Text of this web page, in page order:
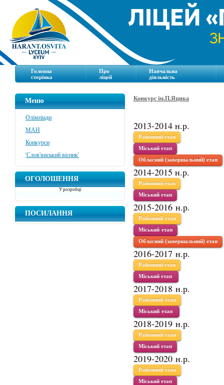
Головна
сторінка
Про
ліцей
Навчальна
діяльність
Меню
Олімпіади
МАН
Конкурси
'Слов'янський вісник'
ОГОЛОШЕННЯ
У розробці
ПОСИЛАННЯ
Конкурс ім.П.Яцика
2013-2014 н.р.
Районний етап
Міський етап
Обласний (завершальний) етап
2014-2015 н.р.
Районний етап
Міський етап
2015-2016 н.р.
Районний етап
Міський етап
Обласний (завершальний) етап
2016-2017 н.р.
Районний етап
Міський етап
2017-2018 н.р.
Районний етап
Міський етап
2018-2019 н.р.
Районний етап
Міський етап
2019-2020 н.р.
Районний етап
Міський етап